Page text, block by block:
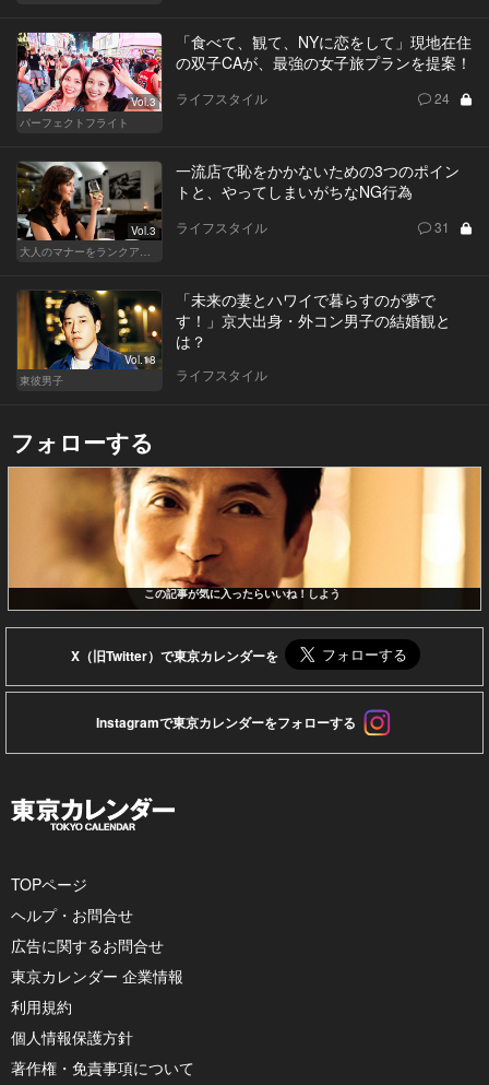
Vol.3
パーフェクトフライト
「食べて、観て、NYに恋をして」現地在住
の双子CAが、最強の女子旅プランを提案！
ライフスタイル 24
Vol.3
一流店で恥をかかないための3つのポイン
トと、やってしまいがちなNG行為
ライフスタイル 31
Vol.18
東彼男子
「未来の妻とハワイで暮らすのが夢で
す！」京大出身・外コン男子の結婚観と
は？
ライフスタイル
フォローする
この記事が気に入ったらいいね！しよう
X（旧Twitter）で東京カレンダーを
Instagramで東京カレンダーをフォローする
TOPページ
ヘルプ・お問合せ
広告に関するお問合せ
東京カレンダー 企業情報
利用規約
個人情報保護方針
著作権・免責事項について